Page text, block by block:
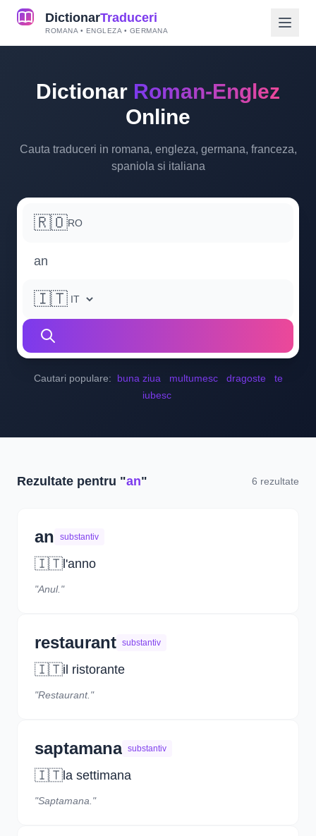
DictionarTraduceri
ROMANA • ENGLEZA • GERMANA
Dictionar Roman-Englez
Online
Cauta traduceri in romana, engleza, germana, franceza,
spaniola si italiana
🇷🇴RO
🇮🇹
Cautari populare: buna ziua multumesc dragoste
te
iubesc
Rezultate pentru "an" 6 rezultate
an substantiv
🇮🇹 l'anno
"Anul."
restaurant substantiv
🇮🇹il ristorante
"Restaurant."
saptamana substantiv
🇮🇹 la settimana
"Saptamana."